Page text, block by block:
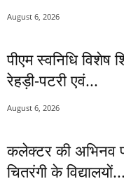
August 6, 2026
पीएम स्वनिधि विशेष
रेहड़ी-पटरी एवं...
August 6, 2026
कलेक्टर की अभिनव
चितरंगी के विद्यालयों...